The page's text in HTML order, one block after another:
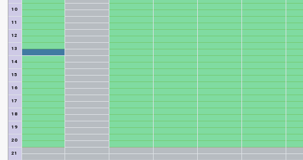
10
11
12
13
14
15
16
17
18
19
20
21